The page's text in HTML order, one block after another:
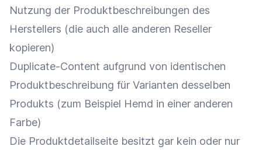
Nutzung der Produktbeschreibungen des
Herstellers (die auch alle anderen Reseller
kopieren)
Duplicate-Content aufgrund von identischen
Produktbeschreibung für Varianten desselben
Produkts (zum Beispiel Hemd in einer anderen
Farbe)
Die Produktdetailseite besitzt gar kein oder nur